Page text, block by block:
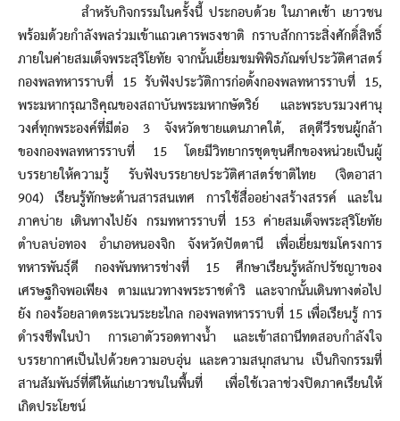
สำหรับกิจกรรมในครั้งนี้ ประกอบด้วย ในภาคเช้า เยาวชน
พร้อมด้วยกำลังพลร่วมเข้าแถวเคารพธงชาติ กราบสักการะสิ่งศักดิ์สิทธิ์
ภายในค่ายสมเด็จพระสุริโยทัย จากนั้นเยี่ยมชมพิพิธภัณฑ์ประวัติศาสตร์
กองพลทหารราบที่ 15 รับฟังประวัติการก่อตั้งกองพลทหารราบที่ 15,
พระมหากรุณาธิคุณของสถาบันพระมหากษัตริย์ และพระบรมวงศานุ
วงศ์ทุกพระองค์ที่มีต่อ 3 จังหวัดชายแดนภาคใต้, สดุดีวีรชนผู้กล้า
ของกองพลทหารราบที่ 15 โดยมีวิทยากรชุดขุนศึกของหน่วยเป็นผู้
บรรยายให้ความรู้ รับฟังบรรยายประวัติศาสตร์ชาติไทย (จิตอาสา
904) เรียนรู้ทักษะด้านสารสนเทศ การใช้สื่ออย่างสร้างสรรค์ และใน
ภาคบ่าย เดินทางไปยัง กรมทหารราบที่ 153 ค่ายสมเด็จพระสุริโยทัย
ตำบลบ่อทอง อำเภอหนองจิก จังหวัดปัตตานี เพื่อเยี่ยมชมโครงการ
ทหารพันธุ์ดี กองพันทหารช่างที่ 15 ศึกษาเรียนรู้หลักปรัชญาของ
เศรษฐกิจพอเพียง ตามแนวทางพระราชดำริ และจากนั้นเดินทางต่อไป
ยัง กองร้อยลาดตระเวนระยะไกล กองพลทหารราบที่ 15 เพื่อเรียนรู้ การ
ดำรงชีพในป่า การเอาตัวรอดทางน้ำ และเข้าสถานีทดสอบกำลังใจ
บรรยากาศเป็นไปด้วยความอบอุ่น และความสนุกสนาน เป็นกิจกรรมที่
สานสัมพันธ์ที่ดีให้แก่เยาวชนในพื้นที่ เพื่อใช้เวลาช่วงปิดภาคเรียนให้
เกิดประโยชน์